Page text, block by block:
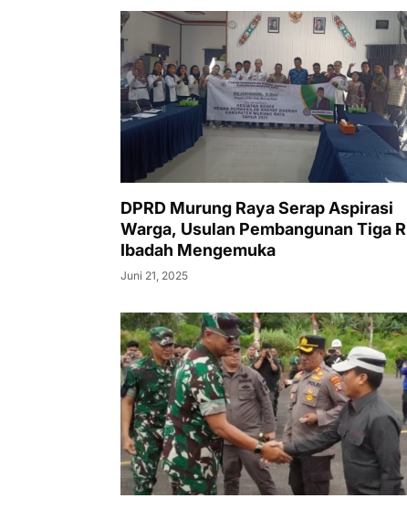
DPRD Murung Raya Serap Aspirasi
Warga, Usulan Pembangunan Tiga
Ibadah Mengemuka
Juni 21, 2025